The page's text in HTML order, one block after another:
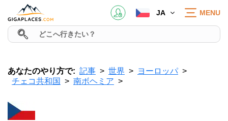
JA MENU
あなたのやり方で: 記事 世界
ヨーロッパ
チェコ共和国
南ボヘミア